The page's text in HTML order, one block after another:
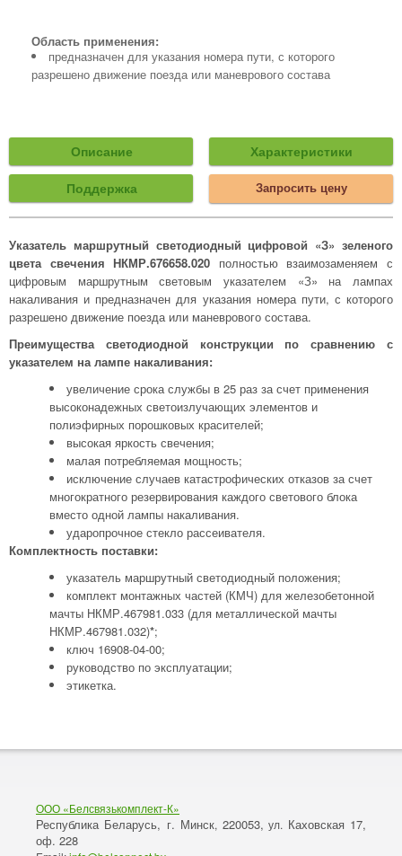
Область применения:
предназначен для указания номера пути, с которого
разрешено движение поезда или маневрового состава
Описание Характеристики
Поддержка Запросить цену
Указатель маршрутный светодиодный цифровой «З» зеленого
цвета свечения НКМР.676658.020 полностью взаимозаменяем с
цифровым маршрутным световым указателем «З» на лампах
накаливания и предназначен для указания номера пути, с которого
разрешено движение поезда или маневрового состава.
Преимущества светодиодной конструкции по сравнению с
указателем на лампе накаливания:
увеличение срока службы в 25 раз за счет применения
высоконадежных светоизлучающих элементов и
полиэфирных порошковых красителей;
высокая яркость свечения;
малая потребляемая мощность;
исключение случаев катастрофических отказов за счет
многократного резервирования каждого светового блока
вместо одной лампы накаливания.
ударопрочное стекло рассеивателя.
Комплектность поставки:
указатель маршрутный светодиодный положения;
комплект монтажных частей (КМЧ) для железобетонной
мачты НКМР.467981.033 (для металлической мачты
НКМР.467981.032)*;
ключ 16908-04-00;
руководство по эксплуатации;
этикетка.
ООО «Белсвязькомплект-К»
Республика Беларусь, г. Минск, 220053, ул. Каховская 17,
оф. 228